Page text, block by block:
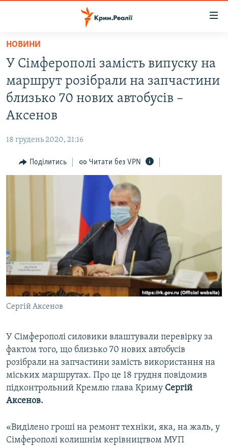
Перейти
основного
матеріалу
Перейти
до
основної
Перейти
пошуку
НОВИНИ
ВОДА.КРИМ
ВІДЕО ТА ФОТО
ПОЛІТИКА
ПОГЛЯД
ІНТЕРВ'Ю
ВІДЕОУРОКИ «ELIFBE»
СВІДЧЕННЯ ОКУПАЦІЇ
УКРАЇНСЬКА ПРОБЛЕМА КРИМУ
ІНФОГРАФІКА
ЯК ОБІЙТИ БЛОКУВАННЯ
Qırımtatar
ДОЛУЧАЙСЯ!
Усі сайти RFE/RL
НОВИНИ
У Сімферополі замість випуску на
маршрут розібрали на запчастини
близько 70 нових автобусів –
Аксенов
18 грудень 2020, 21:16
Поділитись Читати без VPN
Сергій Аксенов
У Сімферополі силовики влаштували перевірку за
фактом того, що близько 70 нових автобусів
розібрали на запчастини замість використання на
міських маршрутах. Про це 18 грудня повідомив
підконтрольний Кремлю глава Криму Сергій
Аксенов.
«Виділено гроші на ремонт техніки, яка, на жаль, у
Сімферополі колишнім керівництвом МУП